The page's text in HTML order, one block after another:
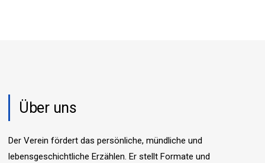
Über uns
Der Verein fördert das persönliche, mündliche und
lebensgeschichtliche Erzählen. Er stellt Formate und